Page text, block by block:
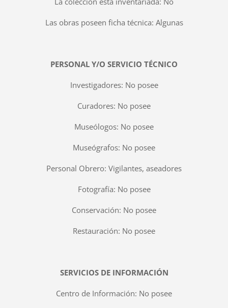
Las obras poseen ficha técnica: Algunas
PERSONAL Y/O SERVICIO TÉCNICO
Investigadores: No posee
Curadores: No posee
Museólogos: No posee
Museógrafos: No posee
Personal Obrero: Vigilantes, aseadores
Fotografía: No posee
Conservación: No posee
Restauración: No posee
SERVICIOS DE INFORMACIÓN
Centro de Información: No posee